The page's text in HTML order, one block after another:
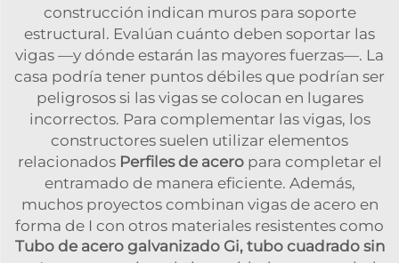
construcción indican muros para soporte
estructural. Evalúan cuánto deben soportar las
vigas —y dónde estarán las mayores fuerzas—. La
casa podría tener puntos débiles que podrían ser
peligrosos si las vigas se colocan en lugares
incorrectos. Para complementar las vigas, los
constructores suelen utilizar elementos
relacionados Perfiles de acero para completar el
entramado de manera eficiente. Además,
muchos proyectos combinan vigas de acero en
forma de I con otros materiales resistentes como
Tubo de acero galvanizado Gi, tubo cuadrado sin